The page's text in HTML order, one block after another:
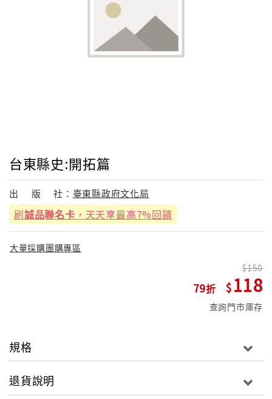
台東縣史:開拓篇
出 版 社： 臺東縣政府文化局
刷誠品聯名卡 ，天天享最高7%回饋
大量採購團購專區
79
150
118
查詢門市庫存
規格
退貨說明